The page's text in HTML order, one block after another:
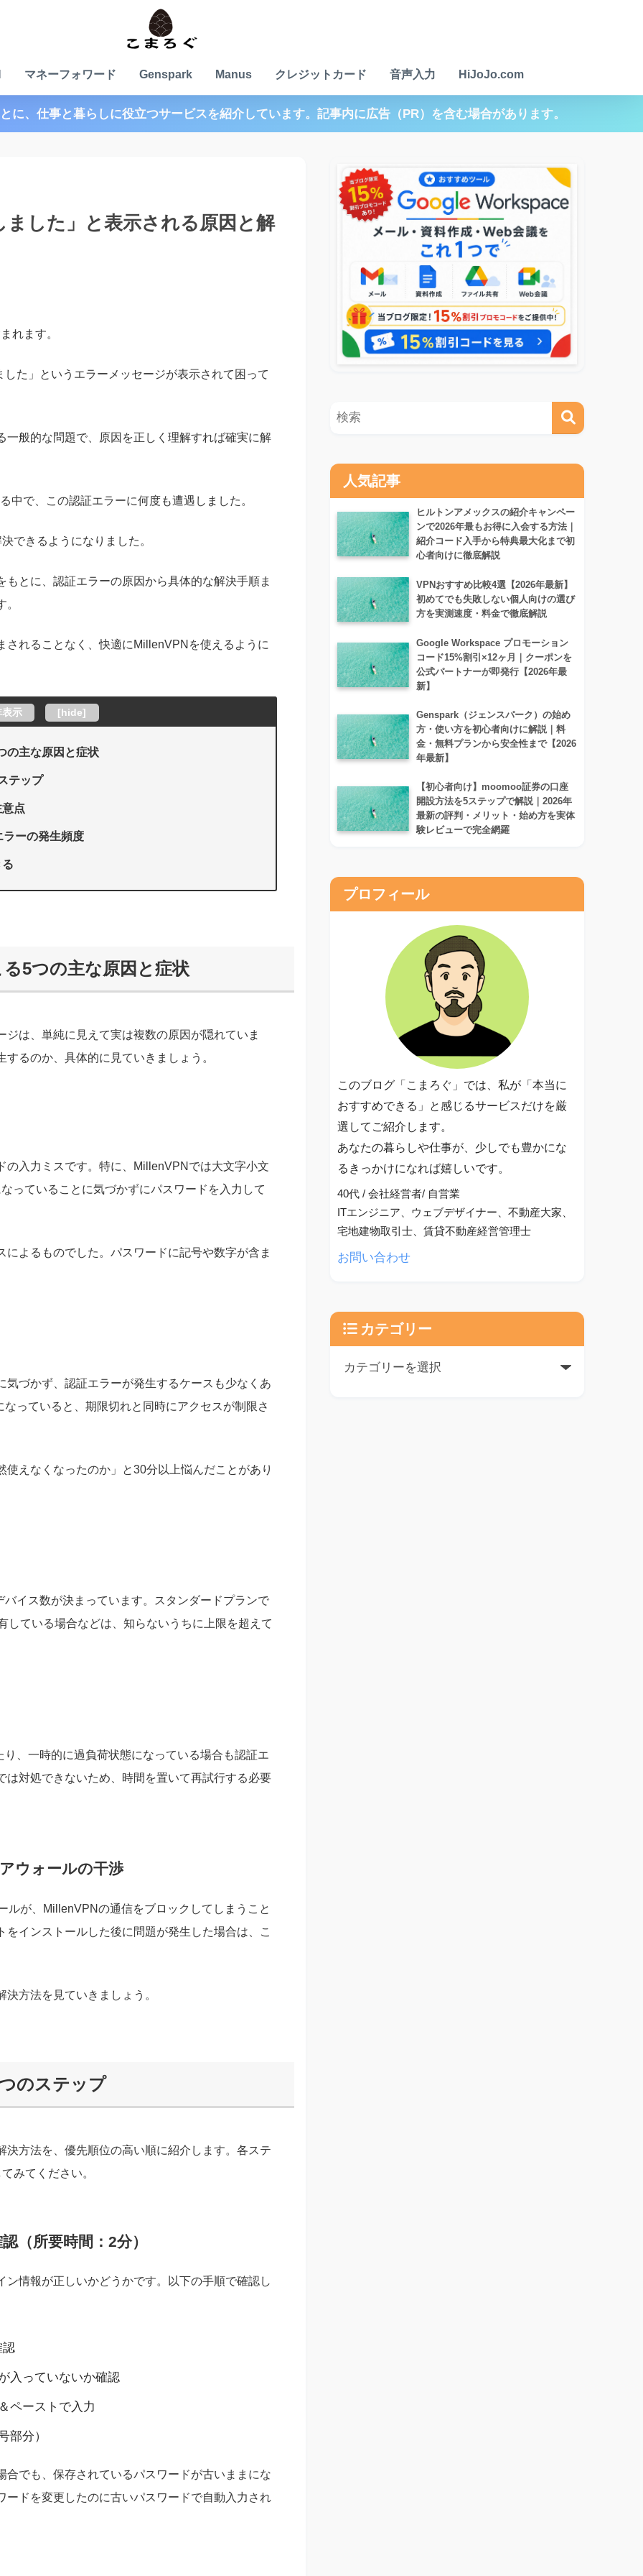
マネーフォワード Genspark Manus クレジットカード 音声入力 HiJoJo.com
に、仕事と暮らしに役立つサービスを紹介しています。記事内に広告（PR）を含む場合があります。
した」と表示される原因と解
れます。
た」というエラーメッセージが表示されて困って
般的な問題で、原因を正しく理解すれば確実に解
で、この認証エラーに何度も遭遇しました。
できるようになりました。
とに、認証エラーの原因から具体的な解決手順ま
れることなく、快適にMillenVPNを使えるように
表示 [hide]
の主な原因と症状
テップ
点
ーの発生頻度
5つの主な原因と症状
は、単純に見えて実は複数の原因が隠れていま
るのか、具体的に見ていきましょう。
入力ミスです。特に、MillenVPNでは大文字小文
っていることに気づかずにパスワードを入力して
よるものでした。パスワードに記号や数字が含ま
づかず、認証エラーが発生するケースも少なくあ
っていると、期限切れと同時にアクセスが制限さ
えなくなったのか」と30分以上悩んだことがあり
イス数が決まっています。スタンダードプランで
している場合などは、知らないうちに上限を超えて
、一時的に過負荷状態になっている場合も認証エ
対処できないため、時間を置いて再試行する必要
ウォールの干渉
ルが、MillenVPNの通信をブロックしてしまうこと
インストールした後に問題が発生した場合は、こ
方法を見ていきましょう。
のステップ
方法を、優先順位の高い順に紹介します。各ステ
みてください。
（所要時間：2分）
情報が正しいかどうかです。以下の手順で確認し
認
入っていないか確認
ペーストで入力
部分）
でも、保存されているパスワードが古いままにな
ドを変更したのに古いパスワードで自動入力され
人気記事
ヒルトンアメックスの紹介キャンペー
ンで2026年最もお得に入会する方法｜
紹介コード入手から特典最大化まで初
心者向けに徹底解説
VPNおすすめ比較4選【2026年最新】
初めてでも失敗しない個人向けの選び
方を実測速度・料金で徹底解説
Google Workspace プロモーション
コード15%割引×12ヶ月｜クーポンを
公式パートナーが即発行【2026年最
新】
Genspark（ジェンスパーク）の始め
方・使い方を初心者向けに解説｜料
金・無料プランから安全性まで【2026
年最新】
【初心者向け】moomoo証券の口座
開設方法を5ステップで解説｜2026年
最新の評判・メリット・始め方を実体
験レビューで完全網羅
プロフィール
このブログ「こまろぐ」では、私が「本当に
おすすめできる」と感じるサービスだけを厳
選してご紹介します。
あなたの暮らしや仕事が、少しでも豊かにな
るきっかけになれば嬉しいです。
40代 / 会社経営者/ 自営業
ITエンジニア、ウェブデザイナー、不動産大家、
宅地建物取引士、賃貸不動産経営管理士
お問い合わせ
カテゴリー